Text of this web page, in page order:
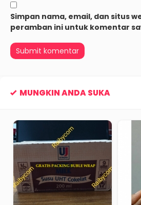
Simpan nama, email, dan situs
peramban ini untuk komentar
MUNGKIN ANDA SUKA